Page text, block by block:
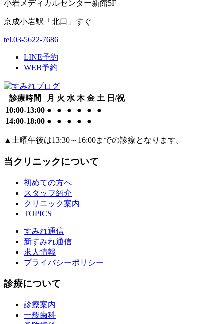
小岩メディカルセンター新館5F
京成小岩駅「北口」すぐ
tel.03-5622-7686
LINE予約
WEB予約
診療時間 月 火 水 木 金 土 日/祝
10:00-13:00 ● ● ● ● ●
●
14:00-18:00 ● ● ● ● ●
▲ 土曜午後は13:30～16:00までの診療となります。
当クリニックについて
初めての方へ
スタッフ紹介
クリニック案内
TOPICS
すみれ通信
新すみれ通信
求人情報
プライバシーポリシー
診療について
診療案内
一般歯科